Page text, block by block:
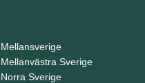
Mellansverige
Mellanvästra Sverige
Norra Sverige